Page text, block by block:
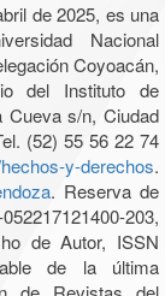
de 2025, es una
Nacional
Coyoacán,
del Instituto de
Cueva s/n, Ciudad
(52) 55 56 22 74
y-derechos.
. Reserva de
203,
de Autor, ISSN
de la última